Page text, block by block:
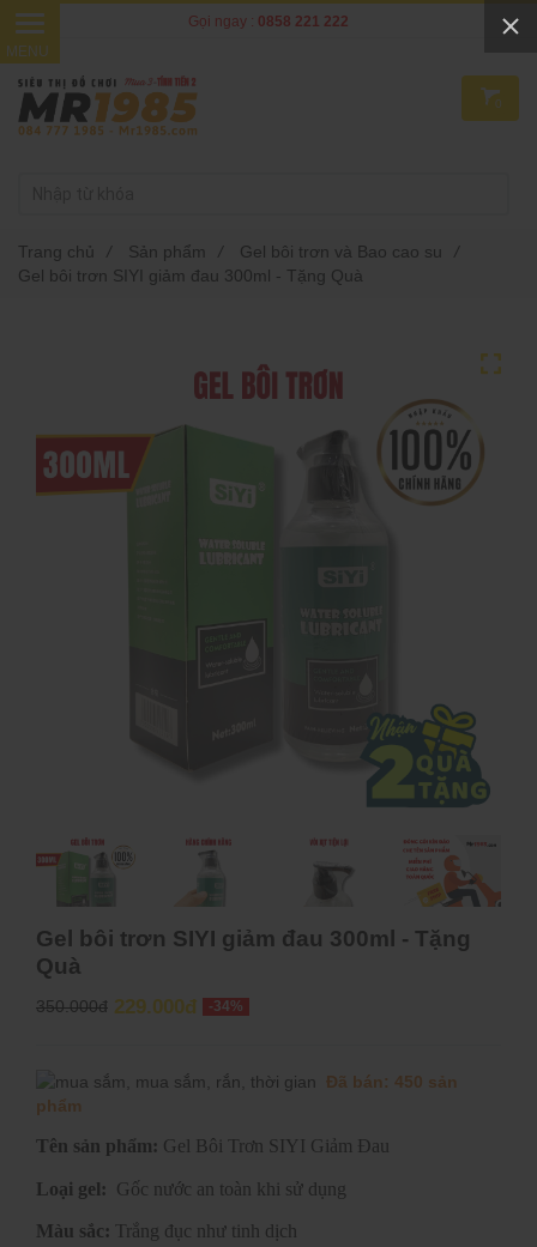
Gel bôi trơn SIYI giảm đau 300ml - Tặng
Quà
350.000đ 229.000đ -34%
Đã bán: 450 sản
phẩm
Tên sản phẩm: Gel Bôi Trơn SIYI Giảm Đau
Loại gel: Gốc nước an toàn khi sử dụng
Màu sắc: Trắng đục như tinh dịch
Trang chủ / Sản phẩm / Gel bôi trơn và Bao cao su
/
Gel bôi trơn SIYI giảm đau 300ml - Tặng Quà
Gọi ngay : 0858 221 222
0